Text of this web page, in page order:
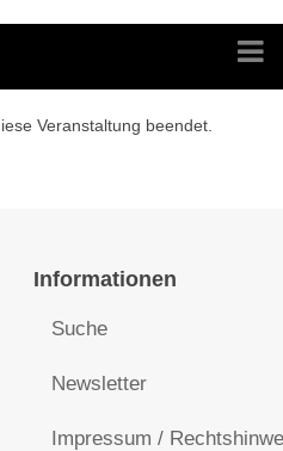
Veranstaltung beendet.
Informationen
Suche
Newsletter
Impressum /